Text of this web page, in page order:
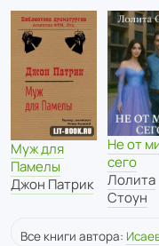
Муж для
Памелы
Джон Патрик
Не от
сего
Лолита
Стоун
Все книги автора: